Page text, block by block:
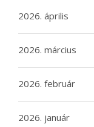
2026. április
2026. március
2026. február
2026. január